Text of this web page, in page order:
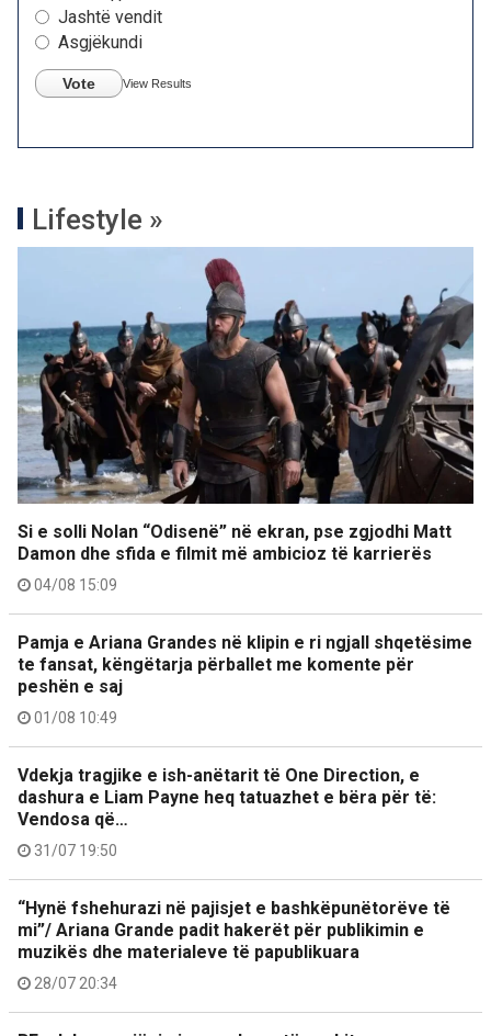
Jashtë vendit
Asgjëkundi
Vote View Results
Lifestyle »
Si e solli Nolan “Odisenë” në ekran, pse zgjodhi Matt
Damon dhe sfida e filmit më ambicioz të karrierës
04/08 15:09
Pamja e Ariana Grandes në klipin e ri ngjall shqetësime
te fansat, këngëtarja përballet me komente për
peshën e saj
01/08 10:49
Vdekja tragjike e ish-anëtarit të One Direction, e
dashura e Liam Payne heq tatuazhet e bëra për të:
Vendosa që…
31/07 19:50
“Hynë fshehurazi në pajisjet e bashkëpunëtorëve të
mi”/ Ariana Grande padit hakerët për publikimin e
muzikës dhe materialeve të papublikuara
28/07 20:34